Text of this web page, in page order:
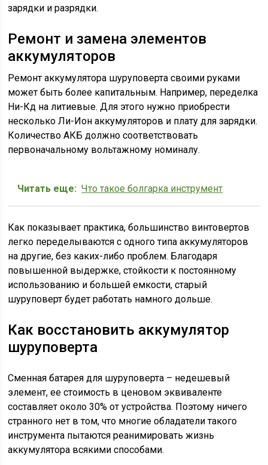
зарядки и разрядки.
Ремонт и замена элементов
аккумуляторов
Ремонт аккумулятора шуруповерта своими руками
может быть более капитальным. Например, переделка
Ни-Кд на литиевые. Для этого нужно приобрести
несколько Ли-Ион аккумуляторов и плату для зарядки.
Количество АКБ должно соответствовать
первоначальному вольтажному номиналу.
Читать еще: Что такое болгарка инструмент
Как показывает практика, большинство винтовертов
легко переделываются с одного типа аккумуляторов
на другие, без каких-либо проблем. Благодаря
повышенной выдержке, стойкости к постоянному
использованию и большей емкости, старый
шуруповерт будет работать намного дольше.
Как восстановить аккумулятор
шуруповерта
Сменная батарея для шуруповерта – недешевый
элемент, ее стоимость в ценовом эквиваленте
составляет около 30% от устройства. Поэтому ничего
странного нет в том, что многие обладатели такого
инструмента пытаются реанимировать жизнь
аккумулятора всякими способами.